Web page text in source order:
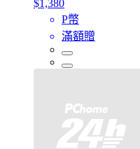
$1,380
P幣
滿額贈